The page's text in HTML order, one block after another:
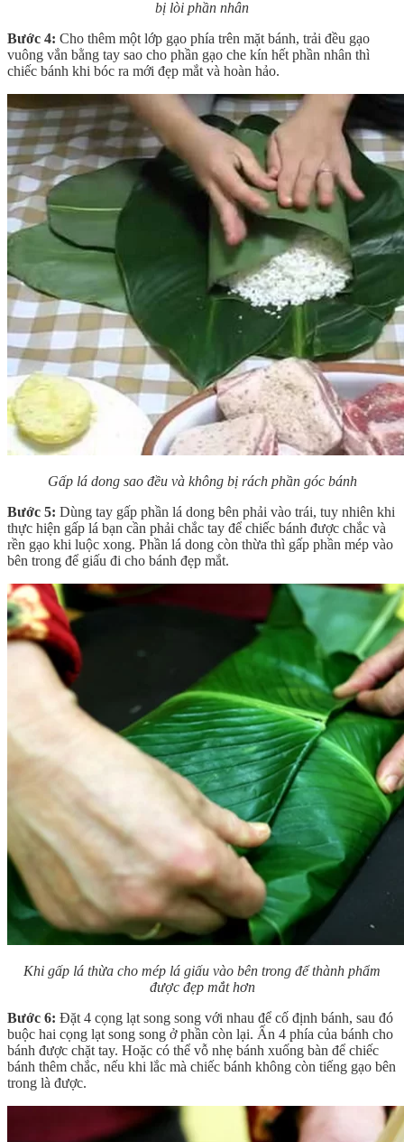
bị lòi phần nhân
Bước 4: Cho thêm một lớp gạo phía trên mặt bánh, trải đều gạo
vuông vắn bằng tay sao cho phần gạo che kín hết phần nhân thì
chiếc bánh khi bóc ra mới đẹp mắt và hoàn hảo.
Gấp lá dong sao đều và không bị rách phần góc bánh
Bước 5: Dùng tay gấp phần lá dong bên phải vào trái, tuy nhiên khi
thực hiện gấp lá bạn cần phải chắc tay để chiếc bánh được chắc và
rền gạo khi luộc xong. Phần lá dong còn thừa thì gấp phần mép vào
bên trong để giấu đi cho bánh đẹp mắt.
Khi gấp lá thừa cho mép lá giấu vào bên trong để thành phẩm
được đẹp mắt hơn
Bước 6: Đặt 4 cọng lạt song song với nhau để cố định bánh, sau đó
buộc hai cọng lạt song song ở phần còn lại. Ấn 4 phía của bánh cho
bánh được chặt tay. Hoặc có thể vỗ nhẹ bánh xuống bàn để chiếc
bánh thêm chắc, nếu khi lắc mà chiếc bánh không còn tiếng gạo bên
trong là được.